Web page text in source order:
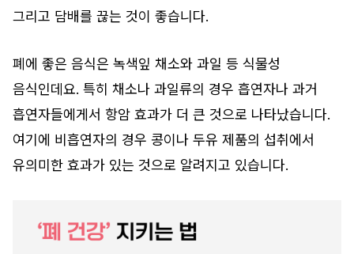
그리고 담배를 끊는 것이 좋습니다.
폐에 좋은 음식은 녹색잎 채소와 과일 등 식물성
음식인데요. 특히 채소나 과일류의 경우 흡연자나 과거
흡연자들에게서 항암 효과가 더 큰 것으로 나타났습니다.
여기에 비흡연자의 경우 콩이나 두유 제품의 섭취에서
유의미한 효과가 있는 것으로 알려지고 있습니다.